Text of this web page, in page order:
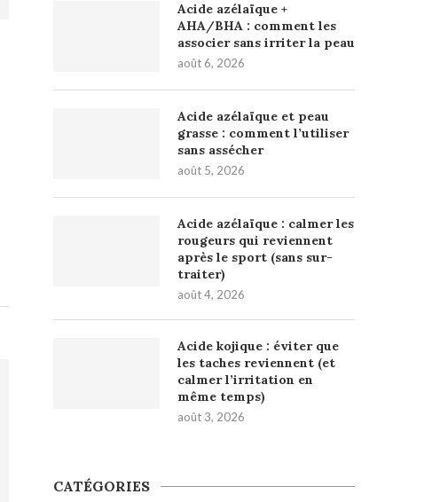
Acide azélaïque +
AHA/BHA : comment les
associer sans irriter la peau
août 6, 2026
Acide azélaïque et peau
grasse : comment l’utiliser
sans assécher
août 5, 2026
Acide azélaïque : calmer les
rougeurs qui reviennent
après le sport (sans sur-
traiter)
août 4, 2026
Acide kojique : éviter que
les taches reviennent (et
calmer l’irritation en
même temps)
août 3, 2026
CATÉGORIES